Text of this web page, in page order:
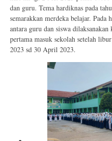
dan guru. Tema hardiknas pada
semarakkan merdeka belajar.
antara guru dan siswa dilaksanakan
pertama masuk sekolah setelah
2023 sd 30 April 2023.